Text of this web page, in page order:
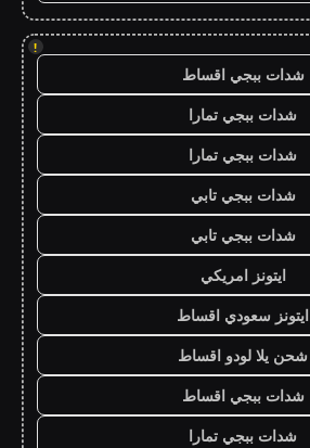
!
شدات ببجي اقساط
شدات ببجي تمارا
شدات ببجي تمارا
شدات ببجي تابي
شدات ببجي تابي
ايتونز امريكي
ايتونز سعودي اقساط
شحن يلا لودو اقساط
شدات ببجي اقساط
شدات ببجي تمارا